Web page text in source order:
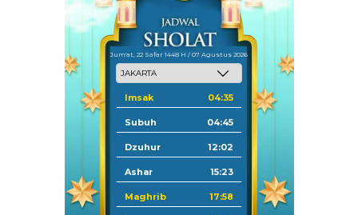
Jum'at, 22 Safar 1448 H / 07 Agustus 2026
Imsak 04:35
Subuh 04:45
Dzuhur 12:02
Ashar 15:23
Maghrib 17:58